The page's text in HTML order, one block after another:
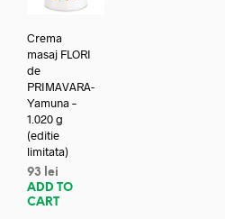
Crema
masaj FLORI
de
PRIMAVARA-
Yamuna –
1.020 g
(editie
limitata)
93
lei
ADD TO
CART